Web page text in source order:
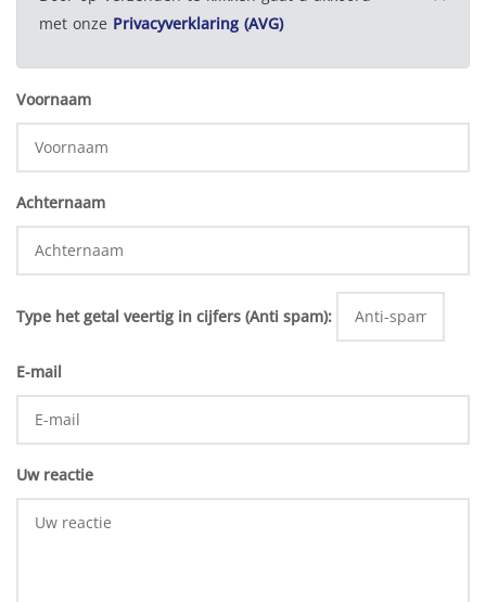
met onze Privacyverklaring (AVG)
Voornaam
Achternaam
Type het getal veertig in cijfers (Anti spam):
E-mail
Uw reactie